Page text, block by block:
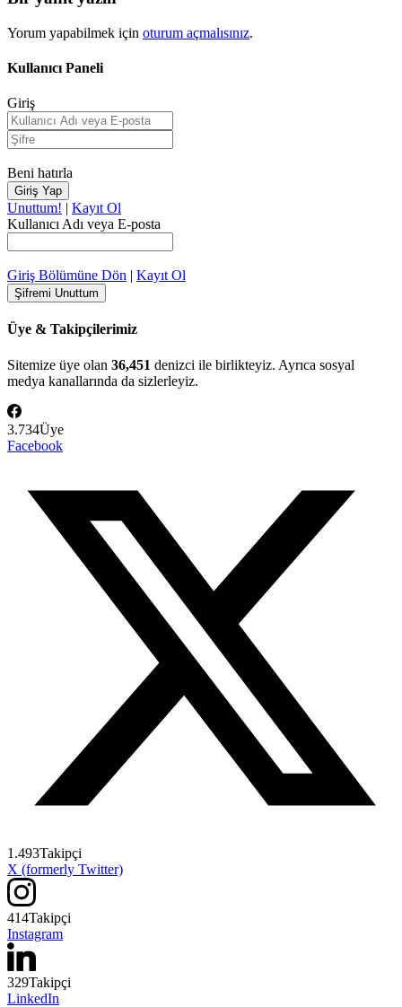
Yorum yapabilmek için oturum açmalısınız.
Kullanıcı Paneli
Giriş
Beni hatırla
Unuttum! | Kayıt Ol
Kullanıcı Adı veya E-posta
Giriş Bölümüne Dön | Kayıt Ol
Üye & Takipçilerimiz
Sitemize üye olan 36,451 denizci ile birlikteyiz. Ayrıca sosyal
medya kanallarında da sizlerleyiz.
3.734Üye
Facebook
1.493Takipçi
X (formerly Twitter)
414Takipçi
Instagram
329Takipçi
LinkedIn